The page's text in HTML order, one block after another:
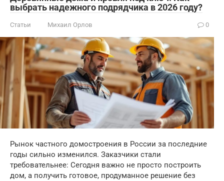
выбрать надежного подрядчика в 2026 году?
Статьи Михаил Орлов 0
Рынок частного домостроения в России за последние
годы сильно изменился. Заказчики стали
требовательнее: Сегодня важно не просто построить
дом, а получить готовое, продуманное решение без